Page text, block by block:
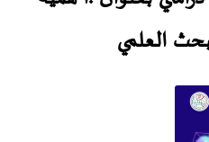
العلمي